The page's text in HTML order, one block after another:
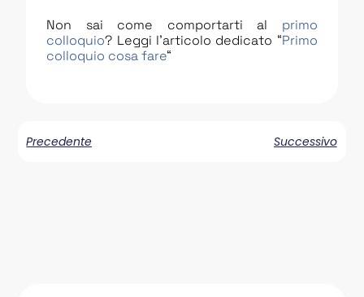
Non sai come comportarti al primo
colloquio? Leggi l’articolo dedicato “Primo
colloquio cosa fare“
Precedente Successivo